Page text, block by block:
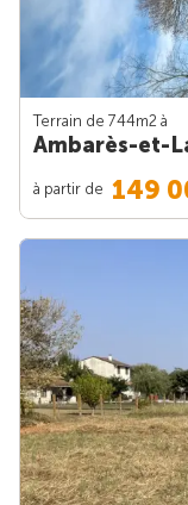
Terrain de 744m2 à
Ambarès-et-
à partir de 149